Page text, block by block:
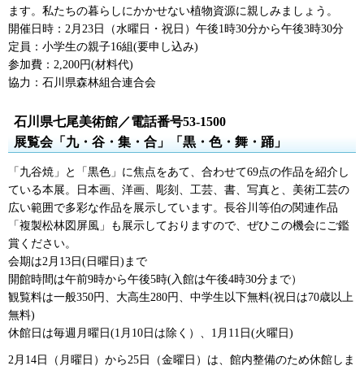
ます。私たちの暮らしにかかせない植物資源に親しみましょう。
開催日時：2月23日（水曜日・祝日）午後1時30分から午後3時30分
定員：小学生の親子16組(要申し込み)
参加費：2,200円(材料代)
協力：石川県森林組合連合会
石川県七尾美術館／電話番号53-1500
展覧会「九・谷・集・合」「黒・色・舞・踊」
「九谷焼」と「黒色」に焦点をあて、合わせて69点の作品を紹介し
ている本展。日本画、洋画、彫刻、工芸、書、写真と、美術工芸の
広い範囲で多彩な作品を展示しています。長谷川等伯の関連作品
「複製松林図屏風」も展示しておりますので、ぜひこの機会にご鑑
賞ください。
会期は2月13日(日曜日)まで
開館時間は午前9時から午後5時(入館は午後4時30分まで）
観覧料は一般350円、大高生280円、中学生以下無料(祝日は70歳以上
無料)
休館日は毎週月曜日(1月10日は除く）、1月11日(火曜日)
2月14日（月曜日）から25日（金曜日）は、館内整備のため休館しま